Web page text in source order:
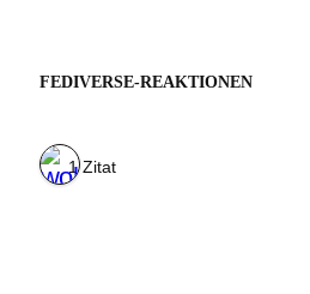
FEDIVERSE-REAKTIONEN
1 Zitat